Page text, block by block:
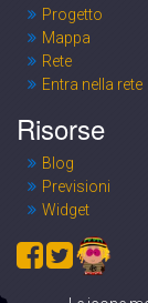
Progetto
Mappa
Rete
Entra nella rete
Risorse
Blog
Previsioni
Widget